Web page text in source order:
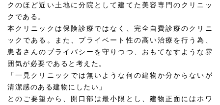
クのほど近い土地に分院として建てた美容専門のクリニッ
クである。
本クリニックは保険診療ではなく、完全自費診療のクリニ
ックである。また、プライベート性の高い治療を行う為、
患者さんのプライバシーを守りつつ、おもてなすような雰
囲気が必要であると考えた。
「一見クリニックでは無いような何の建物か分からないが
清潔感のある建物にしたい」
とのご要望から、開口部は最小限とし、建物正面にはホワ